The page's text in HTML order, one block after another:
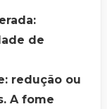
de
redução ou
A fome